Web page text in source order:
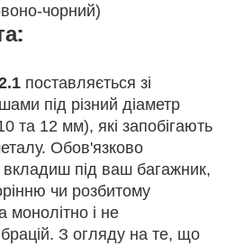
чорний)
поставляється зі
під різний діаметр
та 12 мм), які запобігають
Обов'язково
вкладиш під ваш багажник,
чи розбитому
монолітно і не
З огляду на те, що